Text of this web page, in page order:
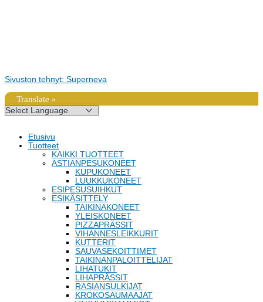
Sivuston tehnyt: Superneva
Translate »
Etusivu
Tuotteet
KAIKKI TUOTTEET
ASTIANPESUKONEET
KUPUKONEET
LUUKKUKONEET
ESIPESUSUIHKUT
ESIKÄSITTELY
TAIKINAKONEET
YLEISKONEET
PIZZAPRÄSSIT
VIHANNESLEIKKURIT
KUTTERIT
SAUVASEKOITTIMET
TAIKINANPALOITTELIJAT
LIHATUKIT
LIHAPRÄSSIT
RASIANSULKIJAT
KROKOSAUMAAJAT